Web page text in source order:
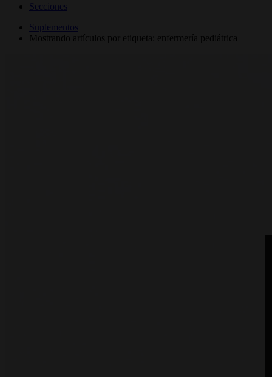
Secciones
Suplementos
Mostrando artículos por etiqueta: enfermería pediátrica